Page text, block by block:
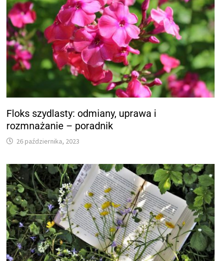
Floks szydlasty: odmiany, uprawa i
rozmnażanie – poradnik
26 października, 2023